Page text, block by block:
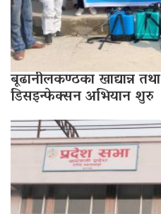
बूढानीलकण्ठका खाद्यान्न
डिसइन्फेक्सन अभियान शुरु